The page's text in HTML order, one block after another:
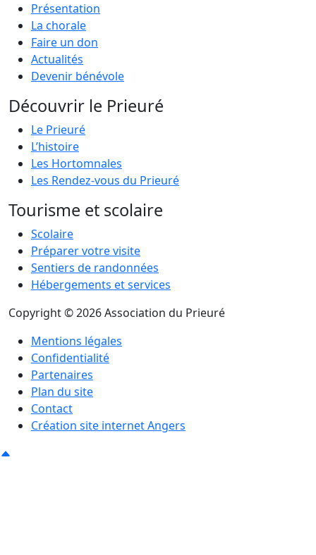
Présentation
La chorale
Faire un don
Actualités
Devenir bénévole
Découvrir le Prieuré
Le Prieuré
L’histoire
Les Hortomnales
Les Rendez-vous du Prieuré
Tourisme et scolaire
Scolaire
Préparer votre visite
Sentiers de randonnées
Hébergements et services
Copyright © 2026 Association du Prieuré
Mentions légales
Confidentialité
Partenaires
Plan du site
Contact
Création site internet Angers